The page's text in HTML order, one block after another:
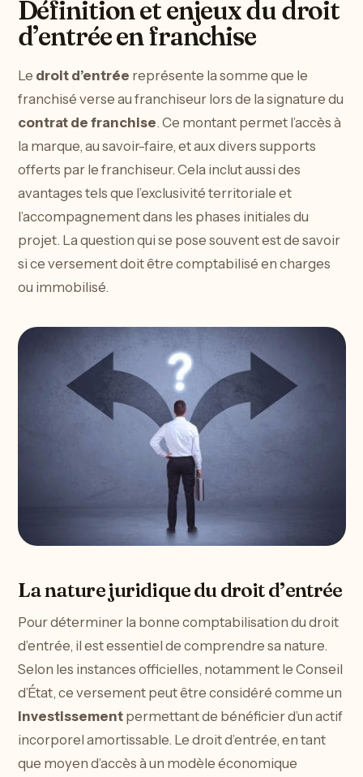
Définition et enjeux du droit
d’entrée en franchise
Le droit d’entrée représente la somme que le
franchisé verse au franchiseur lors de la signature du
contrat de franchise. Ce montant permet l’accès à
la marque, au savoir-faire, et aux divers supports
offerts par le franchiseur. Cela inclut aussi des
avantages tels que l’exclusivité territoriale et
l’accompagnement dans les phases initiales du
projet. La question qui se pose souvent est de savoir
si ce versement doit être comptabilisé en charges
ou immobilisé.
La nature juridique du droit d’entrée
Pour déterminer la bonne comptabilisation du droit
d’entrée, il est essentiel de comprendre sa nature.
Selon les instances officielles, notamment le Conseil
d’État, ce versement peut être considéré comme un
investissementpermettant de bénéficier d’un actif
incorporel amortissable. Le droit d’entrée, en tant
que moyen d’accès à un modèle économique